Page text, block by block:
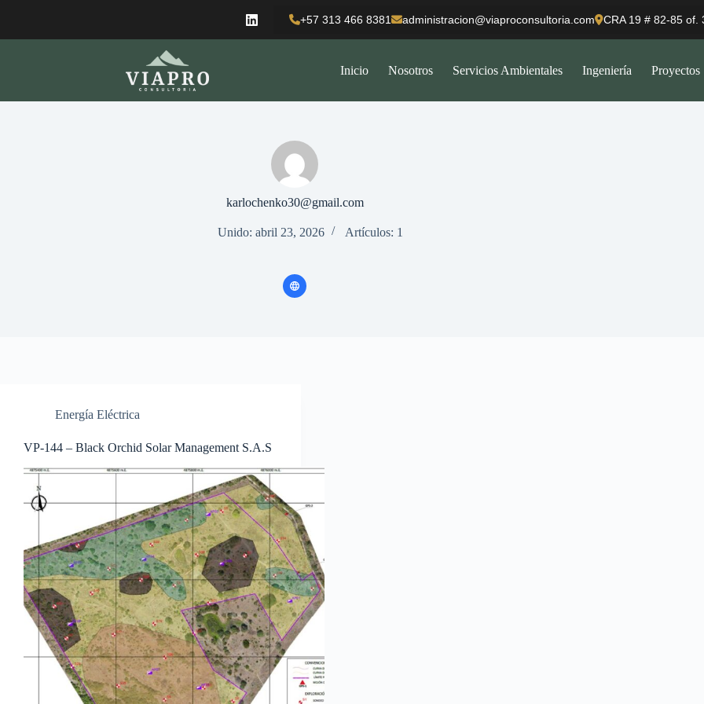
+57 313 466 8381 administracion@viaproconsultoria.com CRA 19 # 82-85 of.
Inicio Nosotros Servicios Ambientales Ingeniería Proyectos
karlochenko30@gmail.com
Unido: abril 23, 2026 Artículos: 1
Energía Eléctrica
VP-144 – Black Orchid Solar Management S.A.S